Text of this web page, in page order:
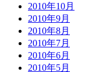
2010年10月
2010年9月
2010年8月
2010年7月
2010年6月
2010年5月